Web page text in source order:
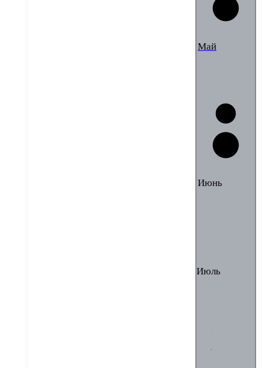
Май
Июнь
Июль